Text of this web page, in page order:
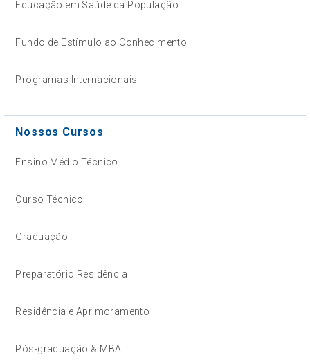
Educação em Saúde da População
Fundo de Estímulo ao Conhecimento
Programas Internacionais
Nossos Cursos
Ensino Médio Técnico
Curso Técnico
Graduação
Preparatório Residência
Residência e Aprimoramento
Pós-graduação & MBA